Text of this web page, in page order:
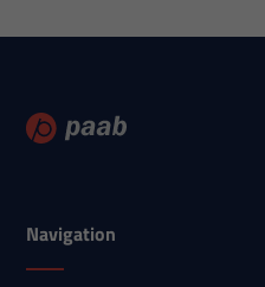
Navigation